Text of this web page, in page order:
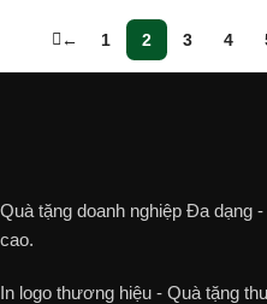
← 1 2 3 4
Quà tặng doanh nghiệp Đa dạng
cao.
In logo thương hiệu - Quà tặng